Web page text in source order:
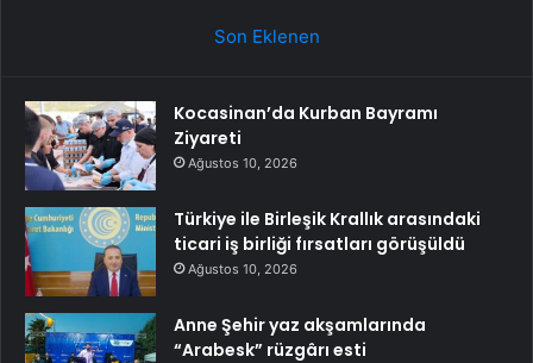
Son Eklenen
Kocasinan’da Kurban Bayramı
Ziyareti
Ağustos 10, 2026
Türkiye ile Birleşik Krallık arasındaki
ticari iş birliği fırsatları görüşüldü
Ağustos 10, 2026
Anne Şehir yaz akşamlarında
“Arabesk” rüzgârı esti